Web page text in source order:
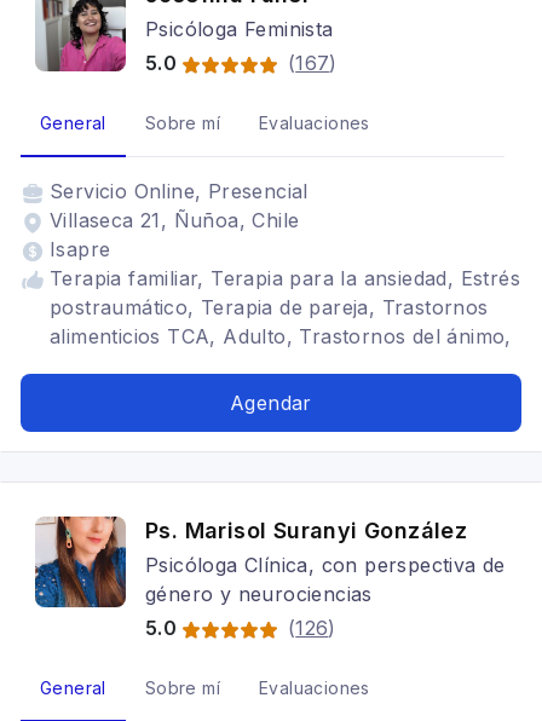
Psicóloga Feminista
5.0
(167)
General Sobre mí Evaluaciones
Servicio Online, Presencial
Villaseca 21, Ñuñoa, Chile
Isapre
Terapia familiar, Terapia para la ansiedad, Estrés
postraumático, Terapia de pareja, Trastornos
alimenticios TCA, Adulto, Trastornos del ánimo,
feminismo, Autoestima, DD.HH, Violencia de
Agendar
Ps. Marisol Suranyi González
Psicóloga Clínica, con perspectiva de
género y neurociencias
5.0
(126)
General Sobre mí Evaluaciones